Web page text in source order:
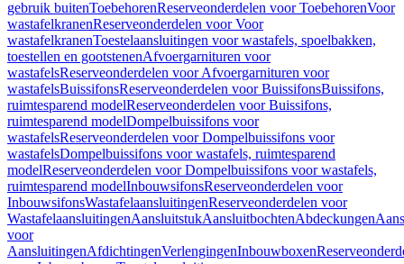
gebruik buitenToebehorenReserveonderdelen voor ToebehorenVoor
wastafelkranenReserveonderdelen voor Voor
wastafelkranenToestelaansluitingen voor wastafels, spoelbakken,
toestellen en gootstenenAfvoergarnituren voor
wastafelsReserveonderdelen voor Afvoergarnituren voor
wastafelsBuissifonsReserveonderdelen voor BuissifonsBuissifons,
ruimtesparend modelReserveonderdelen voor Buissifons,
ruimtesparend modelDompelbuissifons voor
wastafelsReserveonderdelen voor Dompelbuissifons voor
wastafelsDompelbuissifons voor wastafels, ruimtesparend
modelReserveonderdelen voor Dompelbuissifons voor wastafels,
ruimtesparend modelInbouwsifonsReserveonderdelen voor
InbouwsifonsWastafelaansluitingenReserveonderdelen voor
WastafelaansluitingenAansluitstukAansluitbochtenAbdeckungen
voor
AansluitingenAfdichtingenVerlengingenInbouwboxen